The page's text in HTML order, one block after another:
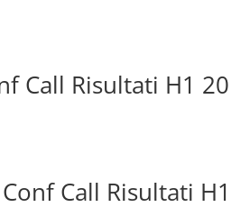
Call Risultati H1
Call Risultati